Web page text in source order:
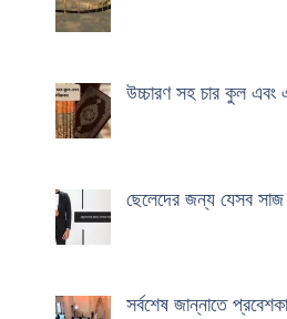
উচ্চারণ সহ চার কুল
ছেলেদের জন্য যেসব সাজ
সর্বশেষ জান্নাতে